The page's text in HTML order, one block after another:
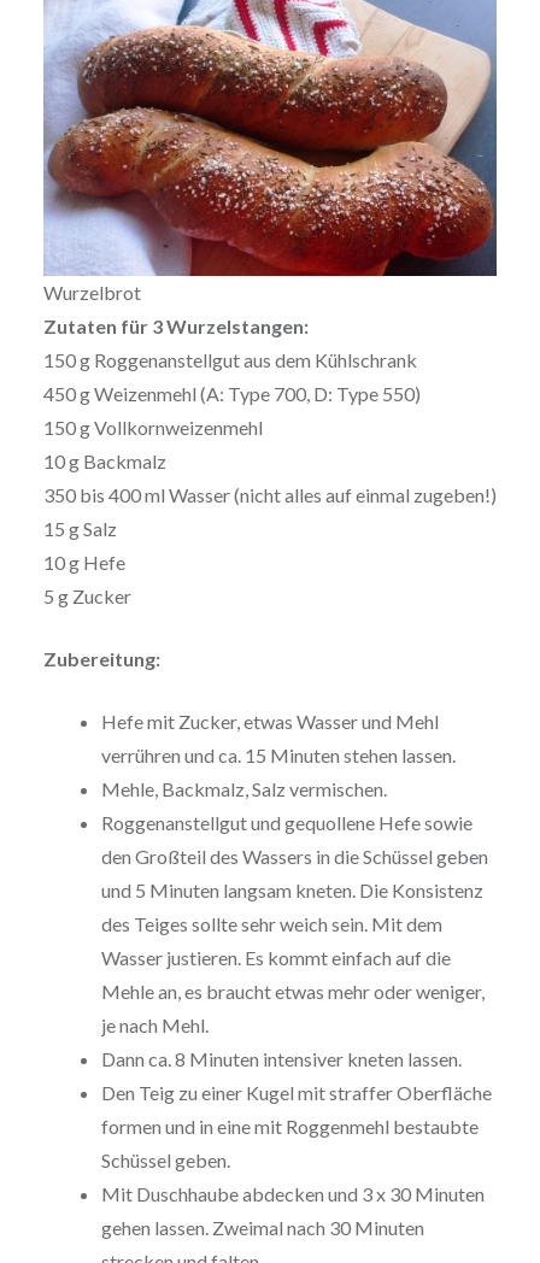
Wurzelbrot
Zutaten für 3 Wurzelstangen:
150 g Roggenanstellgut aus dem Kühlschrank
450 g Weizenmehl (A: Type 700, D: Type 550)
150 g Vollkornweizenmehl
10 g Backmalz
350 bis 400 ml Wasser (nicht alles auf einmal zugeben!)
15 g Salz
10 g Hefe
5 g Zucker
Zubereitung:
Hefe mit Zucker, etwas Wasser und Mehl
verrühren und ca. 15 Minuten stehen lassen.
Mehle, Backmalz, Salz vermischen.
Roggenanstellgut und gequollene Hefe sowie
den Großteil des Wassers in die Schüssel geben
und 5 Minuten langsam kneten. Die Konsistenz
des Teiges sollte sehr weich sein. Mit dem
Wasser justieren. Es kommt einfach auf die
Mehle an, es braucht etwas mehr oder weniger,
je nach Mehl.
Dann ca. 8 Minuten intensiver kneten lassen.
Den Teig zu einer Kugel mit straffer Oberfläche
formen und in eine mit Roggenmehl bestaubte
Schüssel geben.
Mit Duschhaube abdecken und 3 x 30 Minuten
gehen lassen. Zweimal nach 30 Minuten